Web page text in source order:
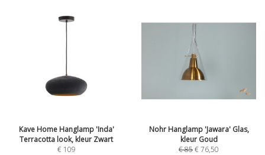
Kave Home Hanglamp 'Inda'
Terracotta look, kleur Zwart
€ 109
Nohr Hanglamp 'Jawara' Glas,
kleur Goud
€85€76,50